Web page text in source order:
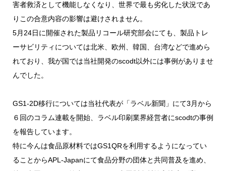
害者救済として機能しなくなり、世界で最も劣化した状況であ
りこの合意内容の影響は避けされません。
5月24日に開催された製品リコール研究部会にても、製品トレ
ーサビリティについては北米、欧州、韓国、台湾などで進めら
れており、我が国では当社開発のscodt以外には事例がありませ
んでした。
GS1-2D移行については当社代表が「ラベル新聞」にて3月から
６回のコラム連載を開始、ラベル印刷業界経営者にscodtの事例
を報告しています。
特に今んは食品原材料ではGS1QRを利用するようになってい
ることからAPL-Japanにて食品分野の団体と共同普及を進め、